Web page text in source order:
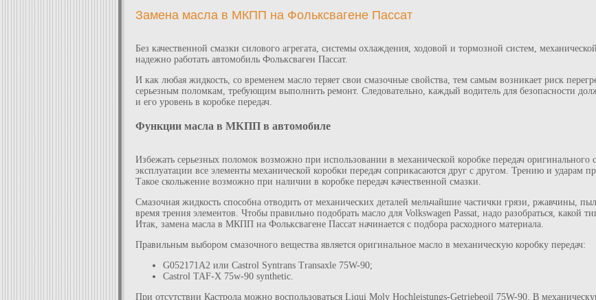
Замена масла в МКПП на Фольксвагене Пассат
Без качественной смазки силового агрегата, системы охлаждения, ходовой и тормозной систем,
надежно работать автомобиль Фольксваген Пассат.
И как любая жидкость, со временем масло теряет свои смазочные свойства, тем самым возникает риск
серьезным поломкам, требующим выполнить ремонт. Следовательно, каждый водитель для безопасности
и его уровень в коробке передач.
Функции масла в МКПП в автомобиле
Избежать серьезных поломок возможно при использовании в механической коробке передач оригинального
эксплуатации все элементы механической коробки передач соприкасаются друг с другом. Трению и ударам
Такое скольжение возможно при наличии в коробке передач качественной смазки.
Смазочная жидкость способна отводить от механических деталей мельчайшие частички грязи, ржавчины,
время трения элементов. Чтобы правильно подобрать масло для Volkswagen Passat, надо разобраться, какой
Итак, замена масла в МКПП на Фольксвагене Пассат начинается с подбора расходного материала.
Правильным выбором смазочного вещества является оригинальное масло в механическую коробку передач:
G052171A2 или Castrol Syntrans Transaxle 75W-90;
Castrol TAF-X 75w-90 synthetic.
При отсутствии Кастрола можно воспользоваться Liqui Moly Hochleistungs-Getriebeoil 75W-90. В